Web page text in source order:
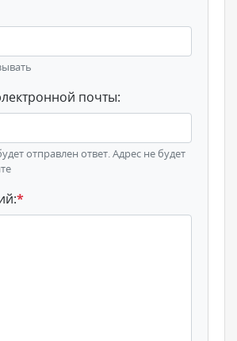
почты:
отправлен ответ. Адрес не будет
*